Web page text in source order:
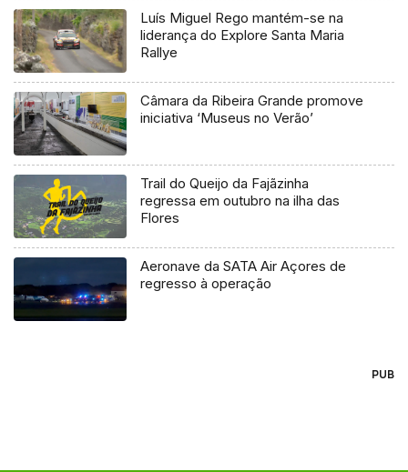
Luís Miguel Rego mantém-se na
liderança do Explore Santa Maria
Rallye
Câmara da Ribeira Grande promove
iniciativa ‘Museus no Verão’
Trail do Queijo da Fajãzinha
regressa em outubro na ilha das
Flores
Aeronave da SATA Air Açores de
regresso à operação
PUB